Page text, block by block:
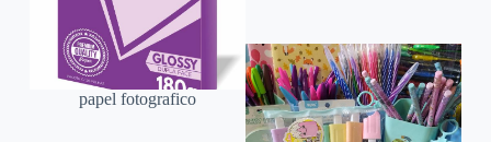
papel fotografico